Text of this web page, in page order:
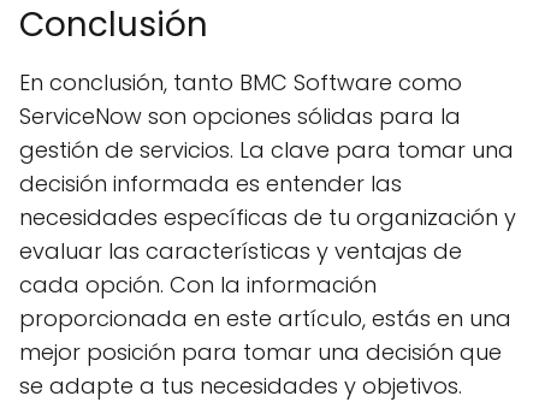
Conclusión
En conclusión, tanto BMC Software como
ServiceNow son opciones sólidas para la
gestión de servicios. La clave para tomar una
decisión informada es entender las
necesidades específicas de tu organización y
evaluar las características y ventajas de
cada opción. Con la información
proporcionada en este artículo, estás en una
mejor posición para tomar una decisión que
se adapte a tus necesidades y objetivos.